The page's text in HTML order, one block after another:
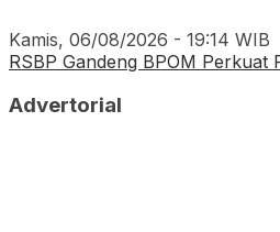
Kamis, 06/08/2026 - 19:14 WIB
RSBP Gandeng BPOM Perkuat
Advertorial